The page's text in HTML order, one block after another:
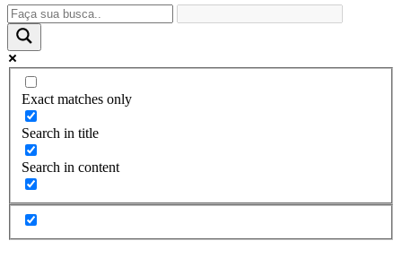
Exact matches only
Search in title
Search in content